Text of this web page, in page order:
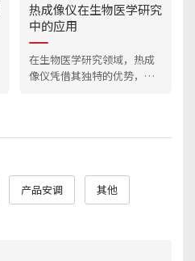
热成像仪在生物医学研究
中的应用
在生物医学研究领域，热成
像仪凭借其独特的优势，为
展。
产品安调 其他